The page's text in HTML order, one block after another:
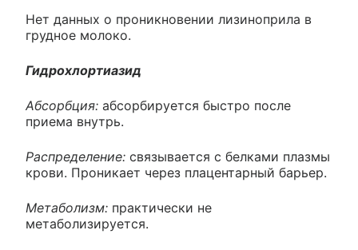
Нет данных о проникновении лизиноприла в
грудное молоко.
Гидрохлортиазид
Абсорбция: абсорбируется быстро после
приема внутрь.
Распределение: связывается с белками плазмы
крови. Проникает через плацентарный барьер.
Метаболизм: практически не
метаболизируется.